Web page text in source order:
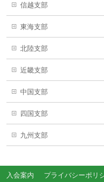
信越支部
東海支部
北陸支部
近畿支部
中国支部
四国支部
九州支部
入会案内 プライバシーポリ